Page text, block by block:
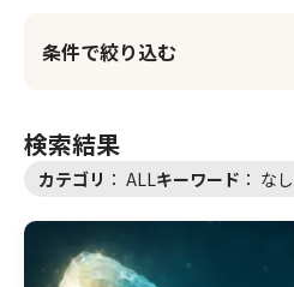
条件で絞り込む
検索結果
カテゴリ ： ALLキーワード ： なし